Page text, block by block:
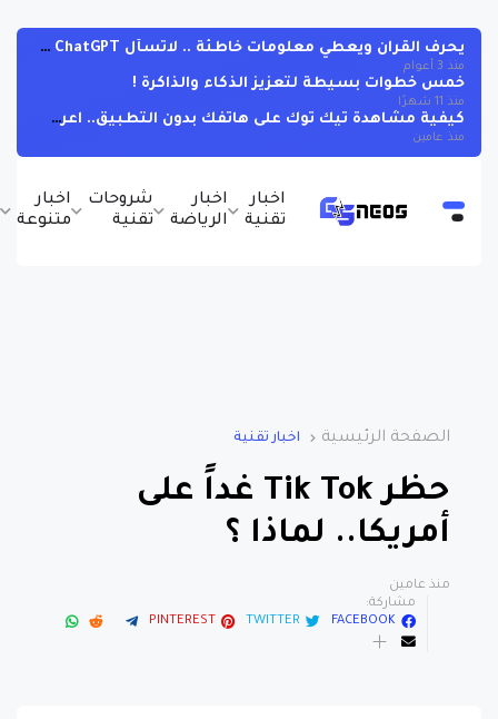
اخبار
تقنية
اخبار
الرياضة
شروحات
تقنية
اخبار
متنوعة
يحرف القران ويعطي معلومات خاطئة .. لاتسأل ChatGPT عن القران !
منذ 3 أعوام
خمس خطوات بسيطة لتعزيز الذكاء والذاكرة !
منذ 11 شهرًا
كيفية مشاهدة تيك توك على هاتفك بدون التطبيق.. اعرف الخطوات
منذ عامين
الصفحة الرئيسية اخبار تقنية
حظر Tik Tok غداً على
أمريكا.. لماذا ؟
منذ عامين
مشاركة:
FACEBOOK
TWITTER
PINTEREST